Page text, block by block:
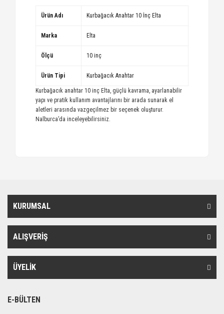
Ürün Adı Kurbağacık Anahtar 10 İnç Elta
Marka Elta
Ölçü 10 inç
Ürün Tipi Kurbağacık Anahtar
Kurbağacık anahtar 10 inç Elta, güçlü kavrama, ayarlanabilir
yapı ve pratik kullanım avantajlarını bir arada sunarak el
aletleri arasında vazgeçilmez bir seçenek oluşturur.
Nalburca’da inceleyebilirsiniz.
KURUMSAL
ALIŞVERİŞ
ÜYELİK
E-BÜLTEN